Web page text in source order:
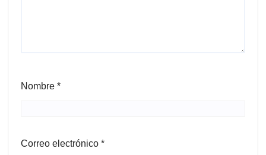
Nombre *
Correo electrónico *